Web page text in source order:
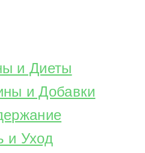
и Диеты
и Добавки
и Уход